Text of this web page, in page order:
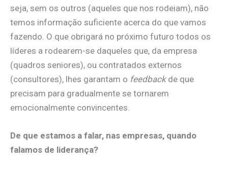
seja, sem os outros (aqueles que nos rodeiam), não
temos informação suficiente acerca do que vamos
fazendo. O que obrigará no próximo futuro todos os
líderes a rodearem-se daqueles que, da empresa
(quadros seniores), ou contratados externos
(consultores), lhes garantam o feedbackde que
precisam para gradualmente se tornarem
emocionalmente convincentes.
De que estamos a falar, nas empresas, quando
falamos de liderança?